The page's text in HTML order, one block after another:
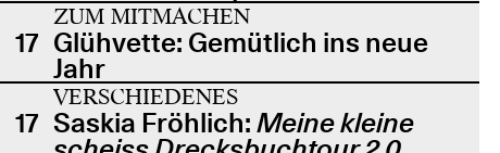
17
ZUM MITMACHEN
Glühvette: Gemütlich ins neue
Jahr
17
VERSCHIEDENES
Saskia Fröhlich: Meine kleine